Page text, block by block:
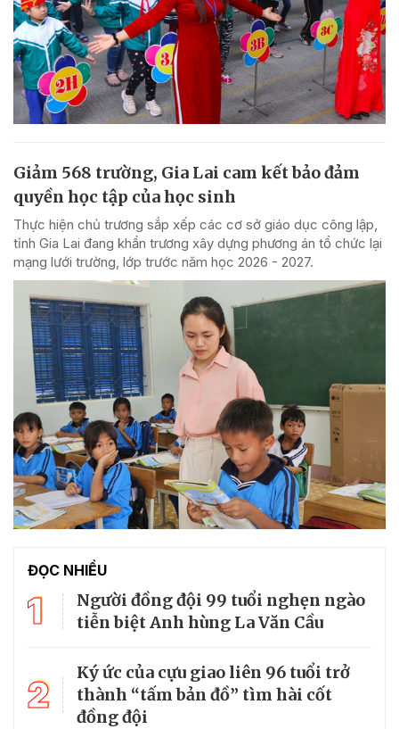
Giảm 568 trường, Gia Lai cam kết bảo đảm
quyền học tập của học sinh
Thực hiện chủ trương sắp xếp các cơ sở giáo dục công lập,
tỉnh Gia Lai đang khẩn trương xây dựng phương án tổ chức lại
mạng lưới trường, lớp trước năm học 2026 - 2027.
ĐỌC NHIỀU
1
Người đồng đội 99 tuổi nghẹn ngào
tiễn biệt Anh hùng La Văn Cầu
2
Ký ức của cựu giao liên 96 tuổi trở
thành “tấm bản đồ” tìm hài cốt
đồng đội